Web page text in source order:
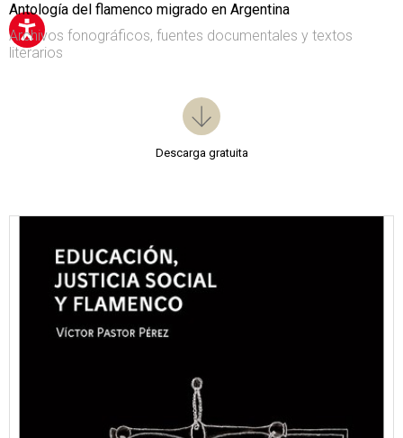
Antología del flamenco migrado en Argentina
Archivos fonográficos, fuentes documentales y textos
literarios
Descarga gratuita